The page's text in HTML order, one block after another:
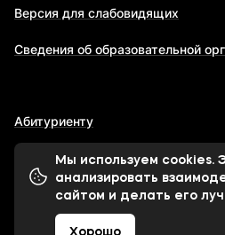
Версия для слабовидящих
Сведения об образовательной
Абитуриенту
© 1998-2026 Московский
университет МФЮА
Мы используем cookies.
анализировать
сайтом и делать его
Хорошо